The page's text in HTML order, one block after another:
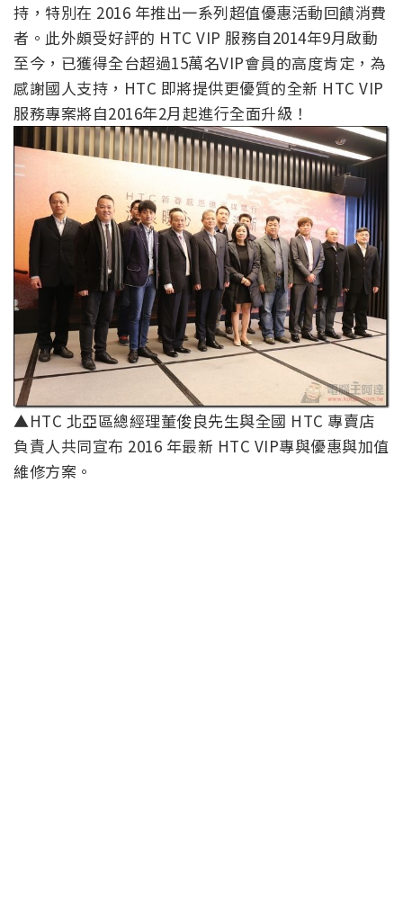
持，特別在 2016 年推出一系列超值優惠活動回饋消費
者。此外頗受好評的 HTC VIP 服務自2014年9月啟動
至今，已獲得全台超過15萬名VIP會員的高度肯定，為
感謝國人支持，HTC 即將提供更優質的全新 HTC VIP
服務專案將自2016年2月起進行全面升級！
▲HTC 北亞區總經理董俊良先生與全國 HTC 專賣店
負責人共同宣布 2016 年最新 HTC VIP專與優惠與加值
維修方案。